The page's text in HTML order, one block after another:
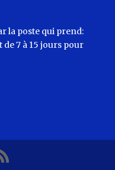
la poste qui prend:
de 7 à 15 jours pour